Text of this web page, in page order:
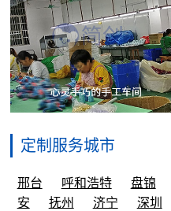
定制服务城市
邢台 呼和浩特 盘锦
安
抚州 济宁 深圳